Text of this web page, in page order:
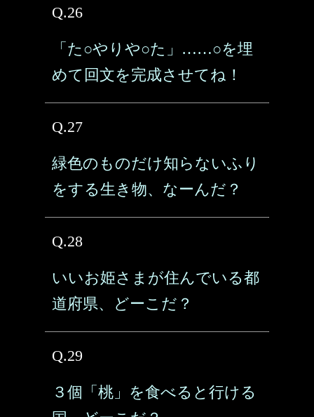
Q.26
「た○やりや○た」……○を埋
めて回文を完成させてね！
Q.27
緑色のものだけ知らないふり
をする生き物、なーんだ？
Q.28
いいお姫さまが住んでいる都
道府県、どーこだ？
Q.29
３個「桃」を食べると行ける